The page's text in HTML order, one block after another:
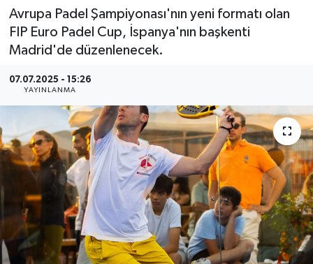
Avrupa Padel Şampiyonası'nın yeni formatı olan
FIP Euro Padel Cup, İspanya'nın başkenti
Madrid'de düzenlenecek.
07.07.2025 - 15:26
YAYINLANMA
RESMİ REKLAMLAR
MAGAZİN
RESMİ REKLAMLAR
Egemax TV
Son Dakika Haberleri
Haber Arşivi